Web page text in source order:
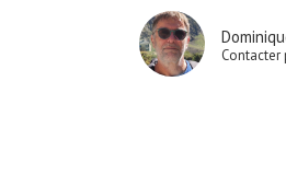
Contacter